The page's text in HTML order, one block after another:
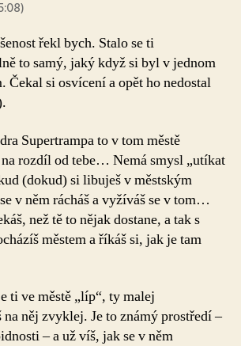
řekl bych. Stalo se ti
to samý, jaký když si byl v jednom
Čekal si osvícení a opět ho nedostal
Supertrampa to v tom městě
rozdíl od tebe… Nemá smysl „utíkat
(dokud) si libuješ v městským
v něm rácháš a vyžíváš se v tom…
než tě to nějak dostane, a tak s
městem a říkáš si, jak je tam
ti ve městě „líp“, ty malej
něj zvyklej. Je to známý prostředí –
– a už víš, jak se v něm